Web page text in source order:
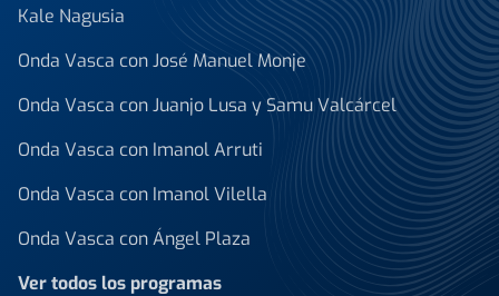
Kale Nagusia
Onda Vasca con José Manuel Monje
Onda Vasca con Juanjo Lusa y Samu Valcárcel
Onda Vasca con Imanol Arruti
Onda Vasca con Imanol Vilella
Onda Vasca con Ángel Plaza
Ver todos los programas